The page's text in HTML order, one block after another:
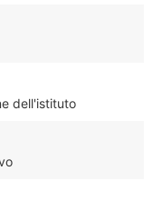
dell'istituto